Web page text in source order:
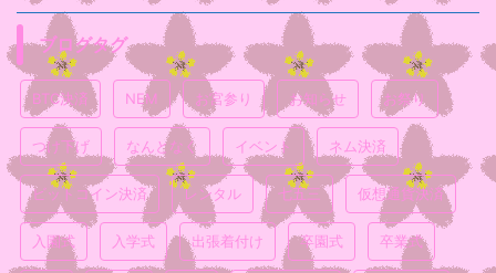
ブログタグ
BTC決済 NEM お宮参り お知らせ お祭り
つけ下げ なんとなく イベント ネム決済
ビットコイン決済 レンタル 七五三 仮想通貨決済
入園式 入学式 出張着付け 卒園式 卒業式